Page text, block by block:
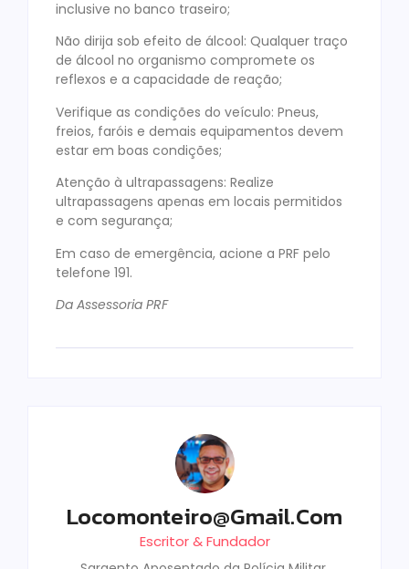
inclusive no banco traseiro;
Não dirija sob efeito de álcool: Qualquer traço
de álcool no organismo compromete os
reflexos e a capacidade de reação;
Verifique as condições do veículo: Pneus,
freios, faróis e demais equipamentos devem
estar em boas condições;
Atenção à ultrapassagens: Realize
ultrapassagens apenas em locais permitidos
e com segurança;
Em caso de emergência, acione a PRF pelo
telefone 191.
Da Assessoria PRF
Locomonteiro@gmail.com
Escritor & Fundador